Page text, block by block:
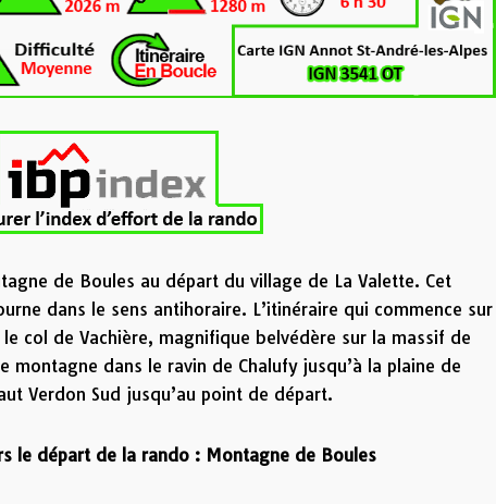
de Boules au départ du village de La Valette. Cet
dans le sens antihoraire. L’itinéraire qui commence sur
col de Vachière, magnifique belvédère sur la massif de
montagne dans le ravin de Chalufy jusqu’à la plaine de
Verdon Sud jusqu’au point de départ.
le départ de la rando : Montagne de Boules